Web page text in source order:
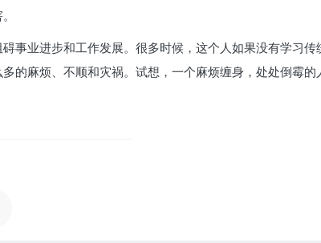
事业进步和工作发展。很多时候，这个人如果没有学习传
的麻烦、不顺和灾祸。试想，一个麻烦缠身，处处倒霉的